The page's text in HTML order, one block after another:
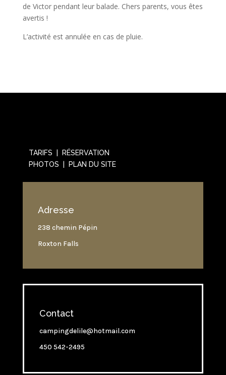
de Victor pendant leur balade. Chers parents, vous êtes
avertis !
L’activité est annulée en cas de pluie.
TARIFS | RÉSERVATION
PHOTOS | PLAN DU SITE
Adresse
238 chemin Pépin
Roxton Falls
Contact
campingdelile@hotmail.com
450 542-2495